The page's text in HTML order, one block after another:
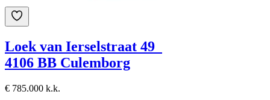
Loek van Ierselstraat 49
4106 BB Culemborg
€ 785.000 k.k.